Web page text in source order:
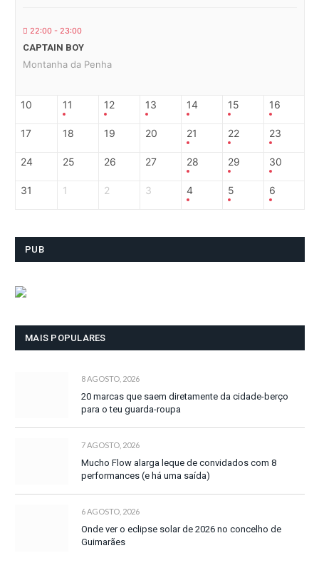
22:00 - 23:00
CAPTAIN BOY
Montanha da Penha
10 11 12 13 14 15 16
17 18 19 20 21 22 23
24 25 26 27 28 29 30
31 1 2 3 4 5 6
PUB
MAIS POPULARES
8 AGOSTO, 2026
20 marcas que saem diretamente da cidade-berço
para o teu guarda-roupa
7 AGOSTO, 2026
Mucho Flow alarga leque de convidados com 8
performances (e há uma saída)
6 AGOSTO, 2026
Onde ver o eclipse solar de 2026 no concelho de
Guimarães